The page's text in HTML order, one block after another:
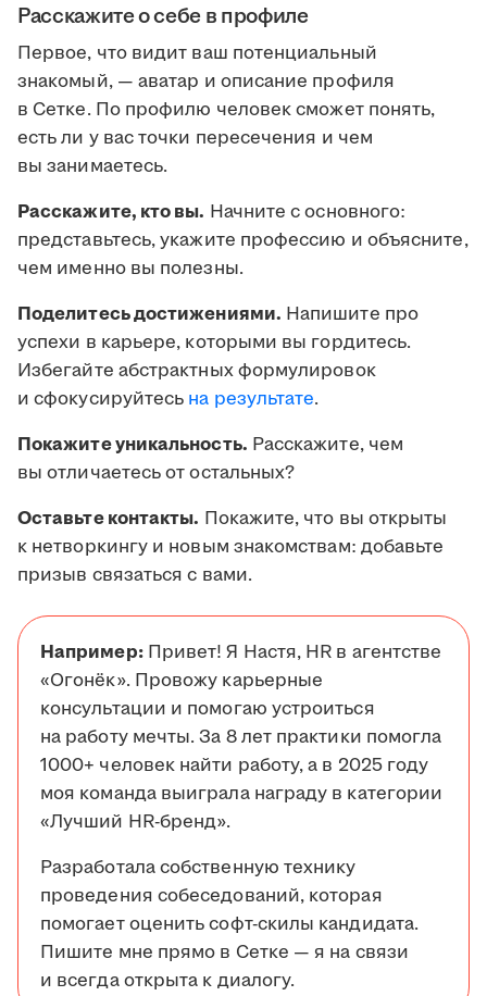
Расскажите о себе в профиле
Первое, что видит ваш потенциальный
знакомый, — аватар и описание профиля
в Сетке. По профилю человек сможет понять,
есть ли у вас точки пересечения и чем
вы занимаетесь.
Расскажите, кто вы. Начните с основного:
представьтесь, укажите профессию и объясните,
чем именно вы полезны.
Поделитесь достижениями. Напишите про
успехи в карьере, которыми вы гордитесь.
Избегайте абстрактных формулировок
и сфокусируйтесь на результате.
Покажите уникальность. Расскажите, чем
вы отличаетесь от остальных?
Оставьте контакты. Покажите, что вы открыты
к нетворкингу и новым знакомствам: добавьте
призыв связаться с вами.
Например:Привет! Я Настя, HR в агентстве
«Огонёк». Провожу карьерные
консультации и помогаю устроиться
на работу мечты. За 8 лет практики помогла
1000+ человек найти работу, а в 2025 году
моя команда выиграла награду в категории
«Лучший HR-бренд».
Разработала собственную технику
проведения собеседований, которая
помогает оценить софт-скилы кандидата.
Пишите мне прямо в Сетке — я на связи
и всегда открыта к диалогу.